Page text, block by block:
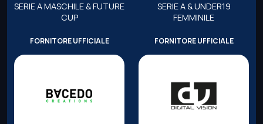
SERIE A MASCHILE & FUTURE
CUP
SERIE A & UNDER19
FEMMINILE
FORNITORE UFFICIALE FORNITORE UFFICIALE